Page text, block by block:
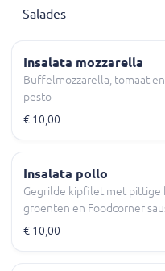
Salades
Insalata mozzarella
Buffelmozzarella, tomaat
pesto
€ 10,00
Insalata pollo
Gegrilde kipfilet met pittige
groenten en Foodcorner
€ 10,00